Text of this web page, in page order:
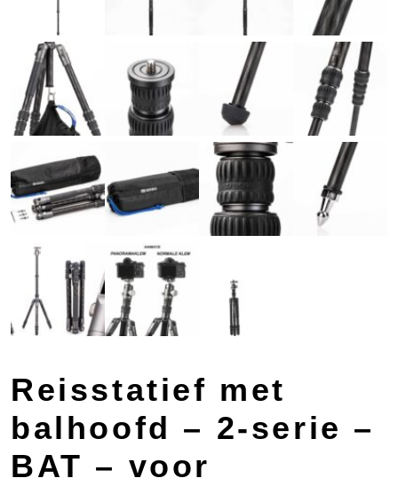
Reisstatief met
balhoofd – 2-serie –
BAT – voor